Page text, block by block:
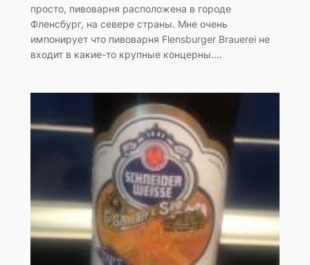
просто, пивоварня расположена в городе
Фленсбург, на севере страны. Мне очень
импонирует что пивоварня Flensburger Brauerei не
входит в какие-то крупные концерны.…